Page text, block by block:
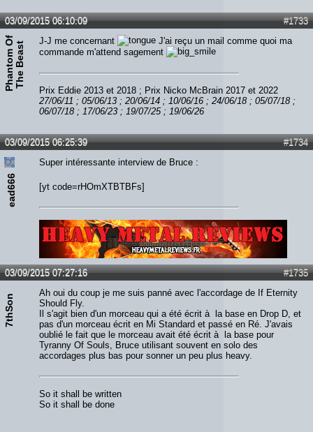
#1733
03/09/2015 06:10:09
P
h
a
n
t
o
m
O
f
T
h
e
B
e
a
st J-J me concernant
J'ai reçu un mail comme quoi ma
commande m'attend sagement
Prix Eddie 2013 et 2018 ; Prix Nicko McBrain 2017 et 2022
27/06/11 ; 05/06/13 ; 20/06/14 ; 10/06/16 ; 24/06/18 ; 05/07/18 ;
06/07/18 ; 17/06/23 ; 19/07/25 ; 19/06/26
#1734
03/09/2015 06:25:39
ead666
Super intéressante interview de Bruce :
[yt code=rHOmXTBTBFs]
Lien :http://heavymetalreviews.fr/
#1735
03/09/2015 07:27:16
7thSon
Ah oui du coup je me suis panné avec l'accordage de If Eternity
Should Fly.
Il s'agit bien d'un morceau qui a été écrit à la base en Drop D, et
pas d'un morceau écrit en Mi Standard et passé en Ré. J'avais
oublié le fait que le morceau avait été écrit à la base pour
Tyranny Of Souls, Bruce utilisant souvent en solo des
accordages plus bas pour sonner un peu plus heavy.
So it shall be written
So it shall be done